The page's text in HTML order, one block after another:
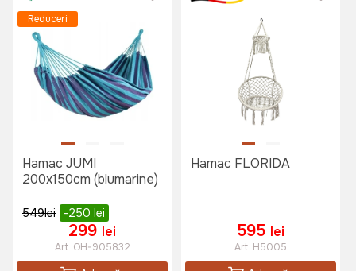
Reduceri
Hamac JUMI
200x150cm (blumarine)
549lei -250 lei
299 lei
Art: OH-905832
Hamac FLORIDA
595 lei
Art: H5005